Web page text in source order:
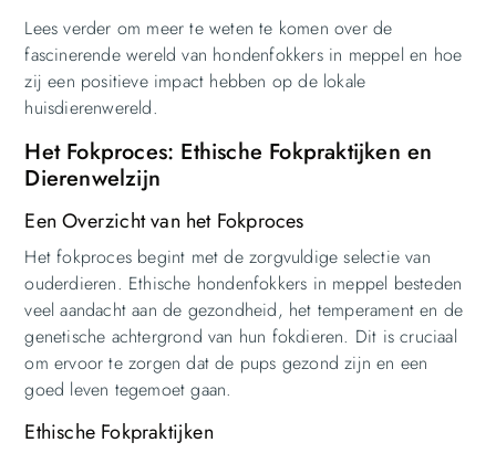
Lees verder om meer te weten te komen over de
fascinerende wereld van hondenfokkers in meppel en hoe
zij een positieve impact hebben op de lokale
huisdierenwereld.
Het Fokproces: Ethische Fokpraktijken en
Dierenwelzijn
Een Overzicht van het Fokproces
Het fokproces begint met de zorgvuldige selectie van
ouderdieren. Ethische hondenfokkers in meppel besteden
veel aandacht aan de gezondheid, het temperament en de
genetische achtergrond van hun fokdieren. Dit is cruciaal
om ervoor te zorgen dat de pups gezond zijn en een
goed leven tegemoet gaan.
Ethische Fokpraktijken